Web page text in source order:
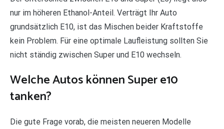
nur im höheren Ethanol-Anteil. Verträgt Ihr Auto
grundsätzlich E10, ist das Mischen beider Kraftstoffe
kein Problem. Für eine optimale Laufleistung sollten Sie
nicht ständig zwischen Super und E10 wechseln.
Welche Autos können Super e10
tanken?
Die gute Frage vorab, die meisten neueren Modelle